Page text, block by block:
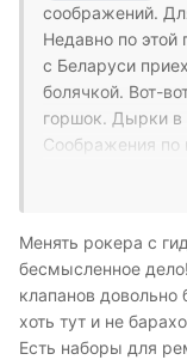
соображений.
Недавно по
с Беларуси
болячкой. Вот-
горшок. Дырки в
Соображения по
напылять,
гидриками.
хозяйственные
Менять рокера с
бесмысленное
клапанов
хоть тут и не
Есть наборы для